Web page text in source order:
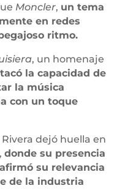
Moncler, un tema
en redes
ritmo.
, un homenaje
la capacidad de
la música
con un toque
dejó huella en
donde su presencia
su relevancia
de la industria